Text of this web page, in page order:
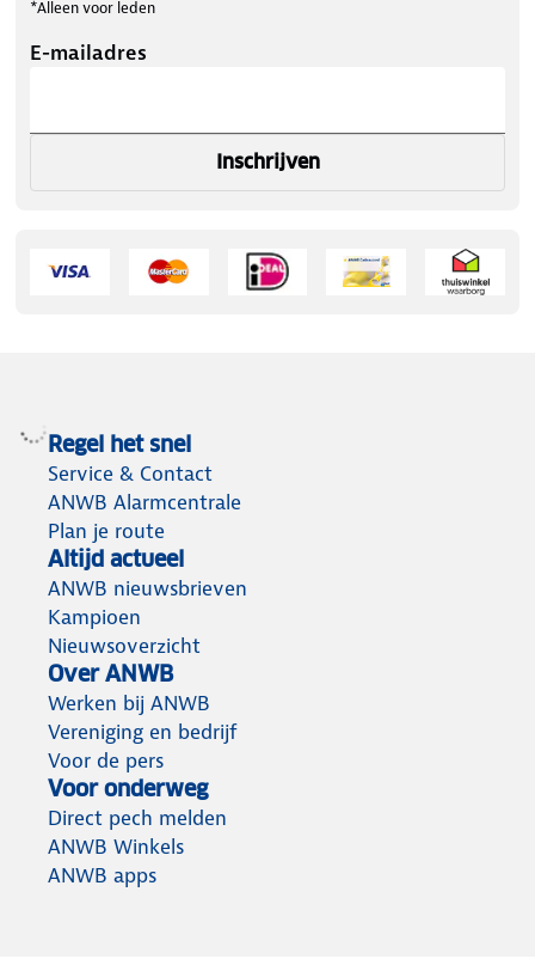
*Alleen voor leden
E-mailadres
Inschrijven
Regel het snel
Service & Contact
ANWB Alarmcentrale
Plan je route
Altijd actueel
ANWB nieuwsbrieven
Kampioen
Nieuwsoverzicht
Over ANWB
Werken bij ANWB
Vereniging en bedrijf
Voor de pers
Voor onderweg
Direct pech melden
ANWB Winkels
ANWB apps